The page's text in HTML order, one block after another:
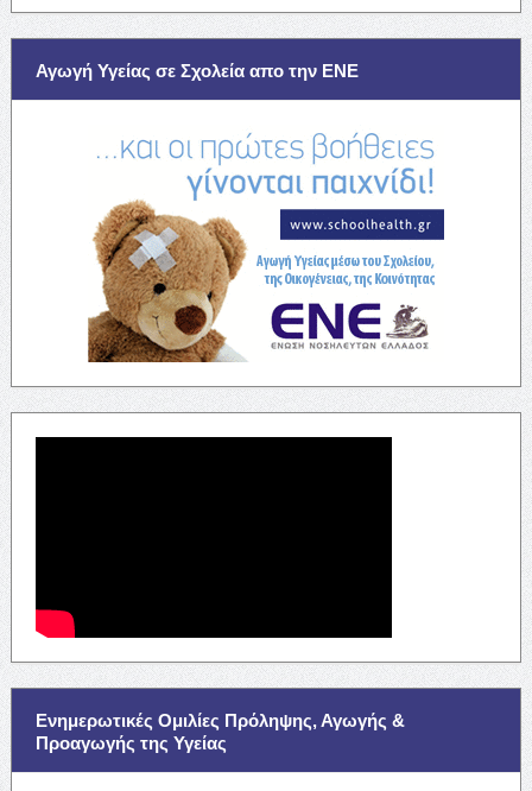
Αγωγή Υγείας σε Σχολεία απο την ΕΝΕ
Ενημερωτικές Ομιλίες Πρόληψης, Αγωγής &
Προαγωγής της Υγείας